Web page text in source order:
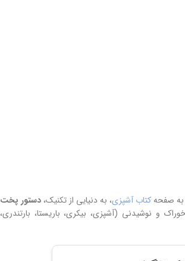
به صفحهکتاب آشپزی، به دنیایی از تکنیک،دستور پخت
و نوشیدنی (آشپزی، بیکری، باریستا، بارتندری،